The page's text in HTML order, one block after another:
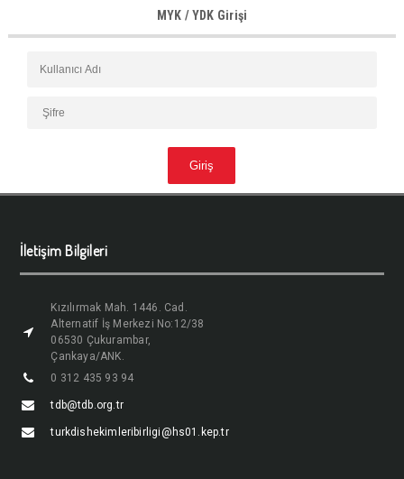
MYK / YDK Girişi
İletişim Bilgileri
Kızılırmak Mah. 1446. Cad.
Alternatif İş Merkezi No:12/38
06530 Çukurambar,
Çankaya/ANK.
0 312 435 93 94
tdb@tdb.org.tr
turkdishekimleribirligi@hs01.kep.tr